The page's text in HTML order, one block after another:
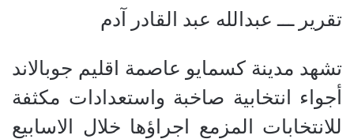
تقرير ـــ عبدالله عبد القادر آدم
تشهد مدينة كسمايو عاصمة اقليم جوبالاند
أجواء انتخابية صاخبة واستعدادات مكثفة
للانتخابات المزمع اجراؤها خلال الاسابيع